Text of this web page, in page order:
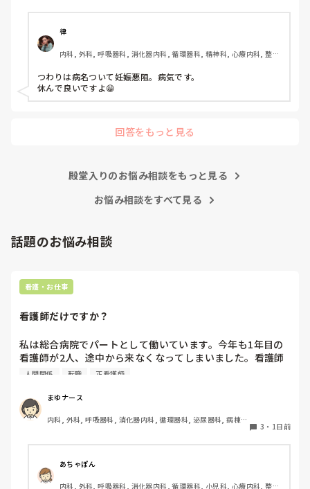
自分が甘いだけなんですか。
律
内科, 外科, 呼吸器科, 消化器内科, 循環器科, 精神科, 心療内科, 整形
内科, 脳神経外科, 消化器外科, 慢性期, 終末期
つわりは病名ついて妊娠悪阻。病気です。
休んで良いですよ😁
回答をもっと見る
殿堂入りのお悩み相談をもっと見る
お悩み相談をすべて見る
話題のお悩み相談
看護・お仕事
看護師だけですか？
私は総合病院でパートとして働いています。今年も1年目の
看護師が2人、途中から来なくなってしまいました。看護師
として働いていると、指導の場面で「そこまで強く言わなく
患者さんの安全を守るために、厳しく伝えなければならない
場面があることは理解しています。ただ、内容よりも言い方
こうした厳しい指導や人間関係は、看護師という職業ならで
はなのでしょうか。それとも、他の職種でも同じようなこと
人間関係 転職 正看護師
まゆナース
内科, 外科, 呼吸器科, 消化器内科, 循環器科, 泌尿器科, 病棟,
3 ・ 1日前
あちゃぽん
内科, 外科, 呼吸器科, 消化器内科, 循環器科, 小児科, 心療内科, 整形